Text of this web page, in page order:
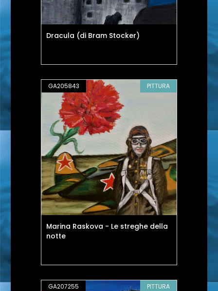
Dracula (di Bram Stocker)
GA205843 PITTURA
Marina Raskova - Le streghe della
notte
GA207255 PITTURA